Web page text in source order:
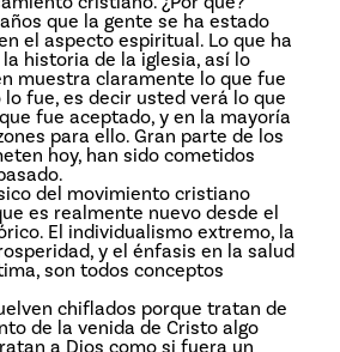
que la gente se ha estado
el aspecto espiritual. Lo que ha
historia de la iglesia, así lo
muestra claramente lo que fue
fue, es decir usted verá lo que
fue aceptado, y en la mayoría
para ello. Gran parte de los
hoy, han sido cometidos
del movimiento cristiano
es realmente nuevo desde el
El individualismo extremo, la
y el énfasis en la salud
son todos conceptos
chiflados porque tratan de
de la venida de Cristo ­algo
a Dios como si fuera un